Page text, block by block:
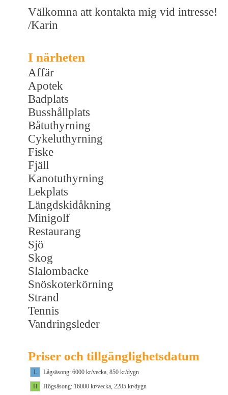
Välkomna att kontakta mig vid intresse!
/Karin
I närheten
Affär
Apotek
Badplats
Busshållplats
Båtuthyrning
Cykeluthyrning
Fiske
Fjäll
Kanotuthyrning
Lekplats
Längdskidåkning
Minigolf
Restaurang
Sjö
Skog
Slalombacke
Snöskoterkörning
Strand
Tennis
Vandringsleder
Priser och tillgänglighetsdatum
L
Lågsäsong: 6000 kr/vecka, 850 kr/dygn
H
Högsäsong: 16000 kr/vecka, 2285 kr/dygn